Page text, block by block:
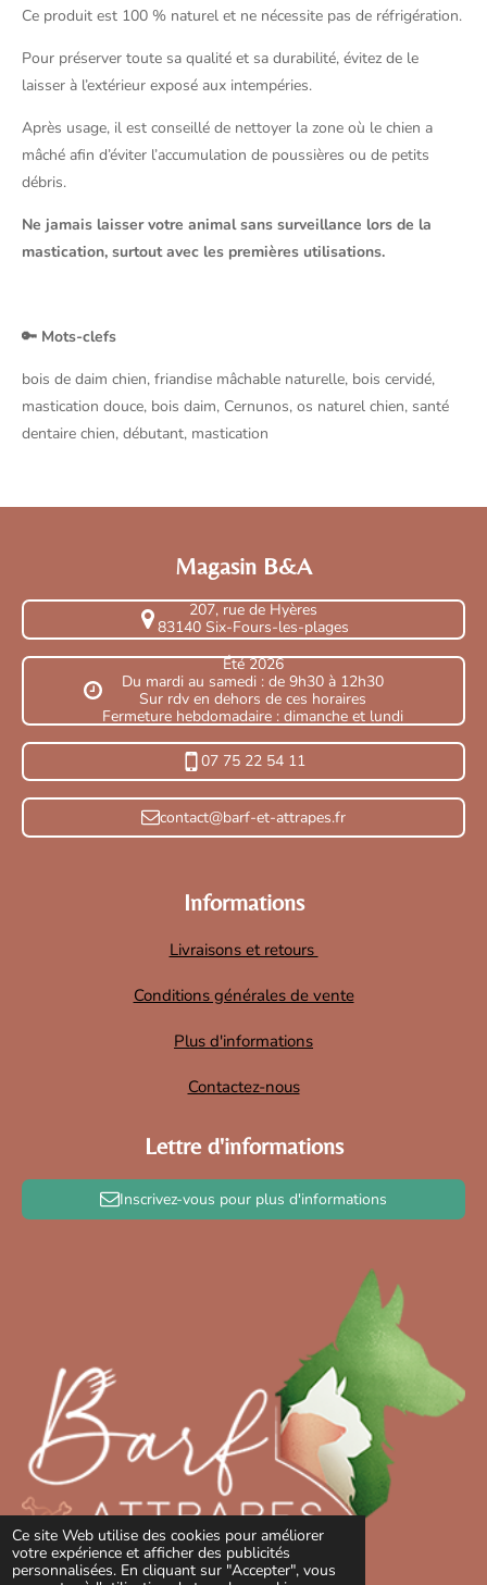
Ce site Web utilise des cookies pour améliorer
votre expérience et afficher des publicités
personnalisées. En cliquant sur "Accepter", vous
Ce produit est 100 % naturel et ne nécessite pas de réfrigération.
Pour préserver toute sa qualité et sa durabilité, évitez de le
laisser à l’extérieur exposé aux intempéries.
Après usage, il est conseillé de nettoyer la zone où le chien a
mâché afin d’éviter l’accumulation de poussières ou de petits
débris.
Ne jamais laisser votre animal sans surveillance lors de la
mastication, surtout avec les premières utilisations.
🔑 Mots-clefs
bois de daim chien, friandise mâchable naturelle, bois cervidé,
mastication douce, bois daim, Cernunos, os naturel chien, santé
dentaire chien, débutant, mastication
Magasin B&A
207, rue de Hyères
83140 Six-Fours-les-plages
Été 2026
Du mardi au samedi : de 9h30 à 12h30
Sur rdv en dehors de ces horaires
Fermeture hebdomadaire : dimanche et lundi
07 75 22 54 11
contact@barf-et-attrapes.fr
Informations
Livraisons et retours
Conditions générales de vente
Plus d'informations
Contactez-nous
Lettre d'informations
Inscrivez-vous pour plus d'informations